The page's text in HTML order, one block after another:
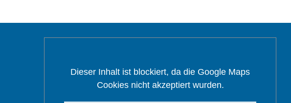
Dieser Inhalt ist blockiert, da die Google Maps
Cookies nicht akzeptiert wurden.